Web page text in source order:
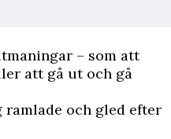
– som att
att gå ut och gå
ramlade och gled efter